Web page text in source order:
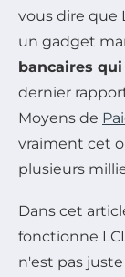
vous dire que
un gadget
bancaires
dernier
Moyens de
vraiment cet
plusieurs
Dans cet
fonctionne
n'est pas